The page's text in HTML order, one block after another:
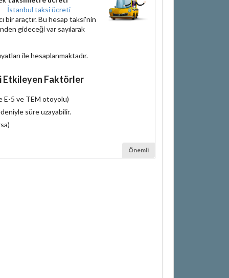
İstanbul taksi ücreti
bir araçtır. Bu hesap taksi'nin
gideceği var sayılarak
ile hesaplanmaktadır.
Etkileyen Faktörler
E-5 ve TEM otoyolu)
süre uzayabilir.
Önemli